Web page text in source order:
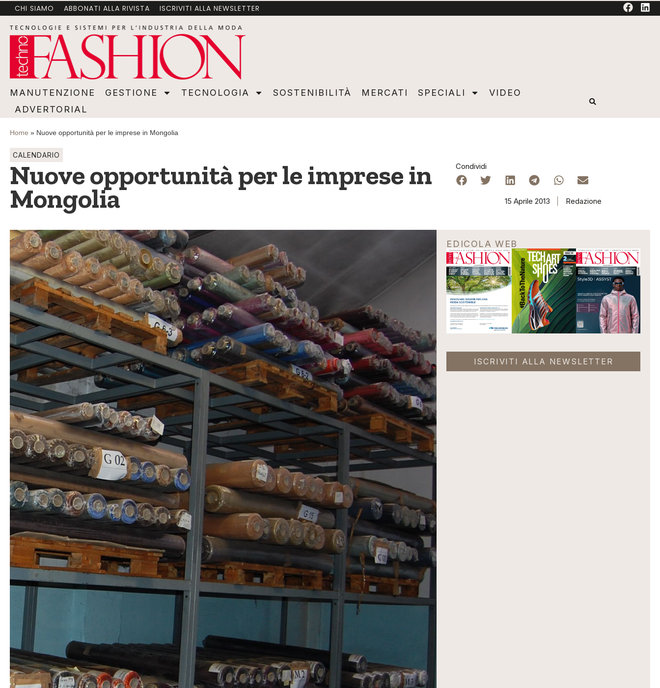
MANUTENZIONE GESTIONE TECNOLOGIA SOSTENIBILITÀ MERCATI SPECIALI VIDEO ADVERTORIAL
CHI SIAMO ABBONATI ALLA RIVISTA ISCRIVITI ALLA NEWSLETTER
MANUTENZIONE GESTIONE TECNOLOGIA SOSTENIBILITÀ MERCATI SPECIALI
VIDEO
ADVERTORIAL
Home » Nuove opportunità per le imprese in Mongolia
CALENDARIO
Nuove opportunità per le imprese in
Mongolia
Condividi
15 Aprile 2013 Redazione
EDICOLA WEB
ISCRIVITI ALLA NEWSLETTER